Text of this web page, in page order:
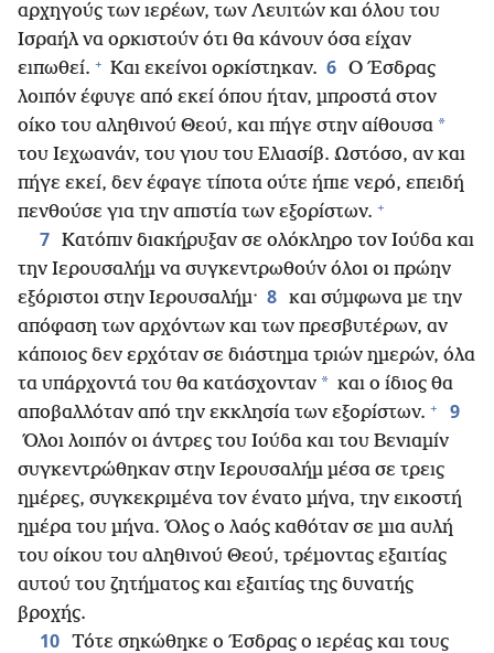
αρχηγούς των ιερέων, των Λευιτών και όλου του
Ισραήλ να ορκιστούν ότι θα κάνουν όσα είχαν
ειπωθεί. + Και εκείνοι ορκίστηκαν. 6 Ο Έσδρας
λοιπόν έφυγε από εκεί όπου ήταν, μπροστά στον
οίκο του αληθινού Θεού, και πήγε στην αίθουσα *
του Ιεχωανάν, του γιου του Ελιασίβ. Ωστόσο, αν και
πήγε εκεί, δεν έφαγε τίποτα ούτε ήπιε νερό, επειδή
πενθούσε για την απιστία των εξορίστων. +
7 Κατόπιν διακήρυξαν σε ολόκληρο τον Ιούδα και
την Ιερουσαλήμ να συγκεντρωθούν όλοι οι πρώην
εξόριστοι στην Ιερουσαλήμ· 8 και σύμφωνα με την
απόφαση των αρχόντων και των πρεσβυτέρων, αν
κάποιος δεν ερχόταν σε διάστημα τριών ημερών, όλα
τα υπάρχοντά του θα κατάσχονταν * και ο ίδιος θα
αποβαλλόταν από την εκκλησία των εξορίστων. + 9
Όλοι λοιπόν οι άντρες του Ιούδα και του Βενιαμίν
συγκεντρώθηκαν στην Ιερουσαλήμ μέσα σε τρεις
ημέρες, συγκεκριμένα τον ένατο μήνα, την εικοστή
ημέρα του μήνα. Όλος ο λαός καθόταν σε μια αυλή
του οίκου του αληθινού Θεού, τρέμοντας εξαιτίας
αυτού του ζητήματος και εξαιτίας της δυνατής
βροχής.
10 Τότε σηκώθηκε ο Έσδρας ο ιερέας και τους